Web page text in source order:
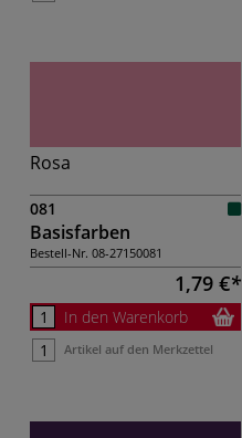
Rosa
081
Basisfarben
Bestell-Nr. 08-27150081
1,79 €
In den Warenkorb
Artikel auf den Merkzettel